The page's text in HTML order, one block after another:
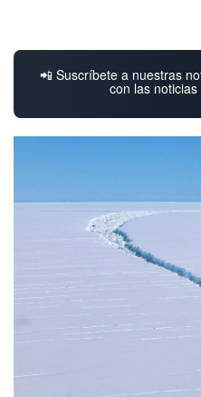
📲 Suscríbete a nuestras
con las